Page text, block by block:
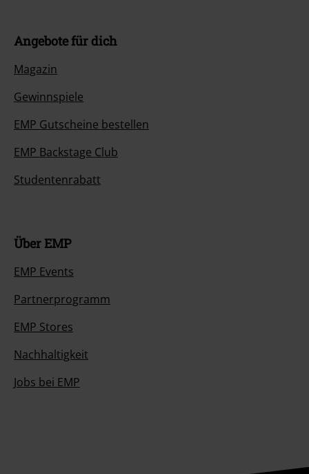
Angebote für dich
Magazin
Gewinnspiele
EMP Gutscheine bestellen
EMP Backstage Club
Studentenrabatt
Über EMP
EMP Events
Partnerprogramm
EMP Stores
Nachhaltigkeit
Jobs bei EMP